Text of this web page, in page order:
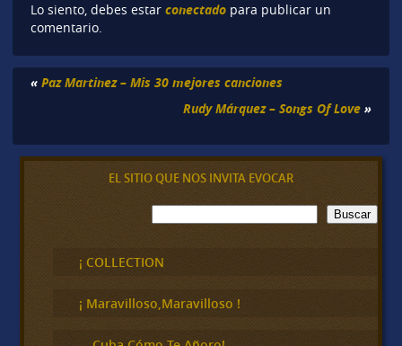
Lo siento, debes estar conectadopara publicar un
comentario.
« Paz Martinez – Mis 30 mejores canciones
Rudy Márquez – Songs Of Love »
EL SITIO QUE NOS INVITA EVOCAR
B
u
c
a
Buscar
¡ COLLECTION
¡ Maravilloso,Maravilloso !